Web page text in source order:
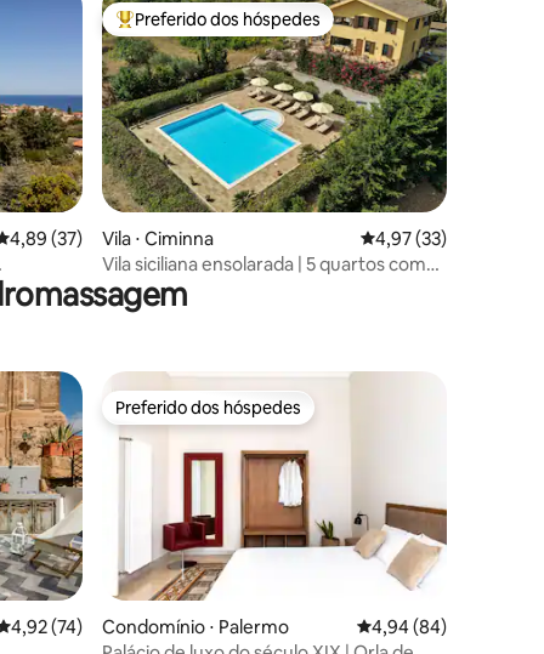
de uma avaliação média de 5, 37 avaliações
4,89 (37)
Entre os melhores preferidos dos hóspedes
Preferido dos hóspedes
Vila ⋅ Ciminna 4,97 de uma
4,97 (33)
Vila siciliana ensolarada | 5 quartos com
piscina, ar condicionado e jacuzzi
hóspedes
de uma avaliação média de 5, 74 avaliações
4,92 (74)
Preferido dos hóspedes
Preferido dos hóspedes
Condomínio ⋅ Palermo 4,94 de uma
4,94 (84)